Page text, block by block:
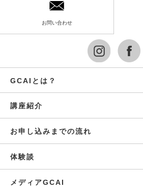
お問い合わせ
GCAIとは？
講座紹介
お申し込みまでの流れ
体験談
メディアGCAI